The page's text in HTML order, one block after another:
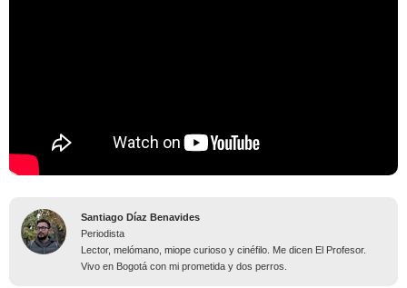
Santiago Díaz Benavides
Periodista
Lector, melómano, miope curioso y cinéfilo. Me dicen El Profesor.
Vivo en Bogotá con mi prometida y dos perros.